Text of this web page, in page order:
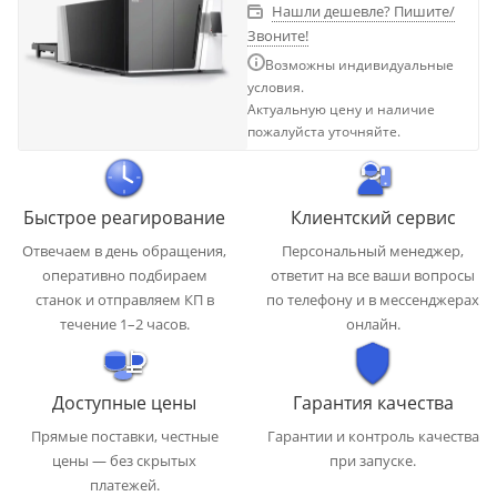
Нашли дешевле? Пишите/
Звоните!
Возможны индивидуальные
условия.
Актуальную цену и наличие
пожалуйста уточняйте.
Быстрое реагирование
Отвечаем в день обращения,
оперативно подбираем
станок и отправляем КП в
течение 1–2 часов.
Клиентский сервис
Персональный менеджер,
ответит на все ваши вопросы
по телефону и в мессенджерах
онлайн.
Доступные цены
Прямые поставки, честные
цены — без скрытых
платежей.
Гарантия качества
Гарантии и контроль качества
при запуске.